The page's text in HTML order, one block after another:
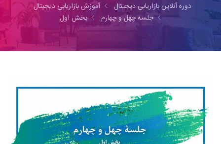
دوره آنلاین بازاریابی دیجیتال
آموزش بازاریابی دیجیتال
جلسه چهل و چهارم
بخش اول